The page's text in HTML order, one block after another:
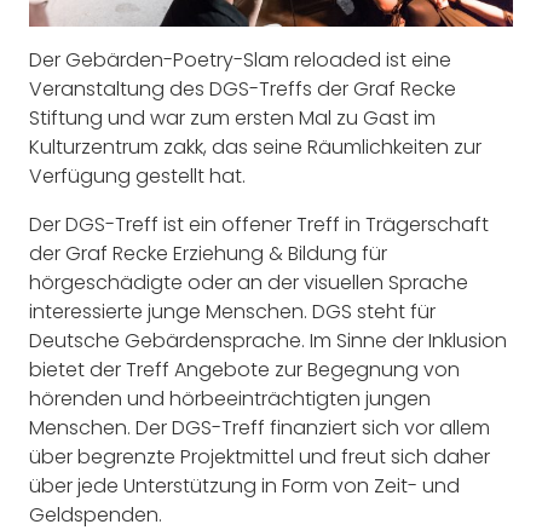
Der Gebärden-Poetry-Slam reloaded ist eine
Veranstaltung des DGS-Treffs der Graf Recke
Stiftung und war zum ersten Mal zu Gast im
Kulturzentrum zakk, das seine Räumlichkeiten zur
Verfügung gestellt hat.
Der DGS-Treff ist ein offener Treff in Trägerschaft
der Graf Recke Erziehung & Bildung für
hörgeschädigte oder an der visuellen Sprache
interessierte junge Menschen. DGS steht für
Deutsche Gebärdensprache. Im Sinne der Inklusion
bietet der Treff Angebote zur Begegnung von
hörenden und hörbeeinträchtigten jungen
Menschen. Der DGS-Treff finanziert sich vor allem
über begrenzte Projektmittel und freut sich daher
über jede Unterstützung in Form von Zeit- und
Geldspenden.